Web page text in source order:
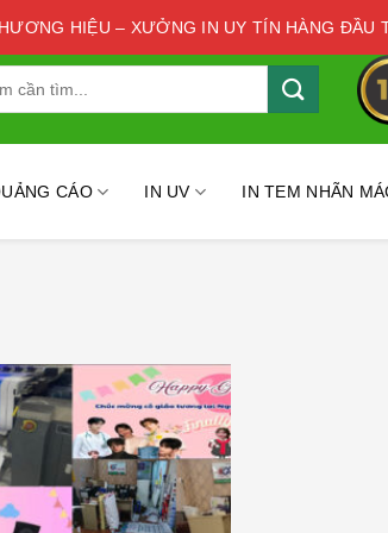
HIỆU – XƯỞNG IN UY TÍN HÀNG ĐẦU
CÁO IN UV IN TEM NHÃN